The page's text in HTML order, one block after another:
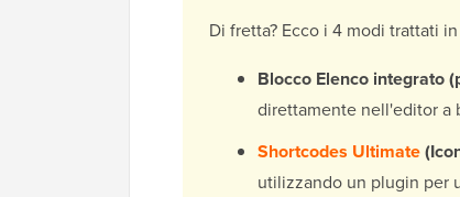
Di fretta? Ecco i 4 modi trattati
Blocco Elenco integrato
direttamente nell'editor a
Shortcodes Ultimate
utilizzando un plugin per